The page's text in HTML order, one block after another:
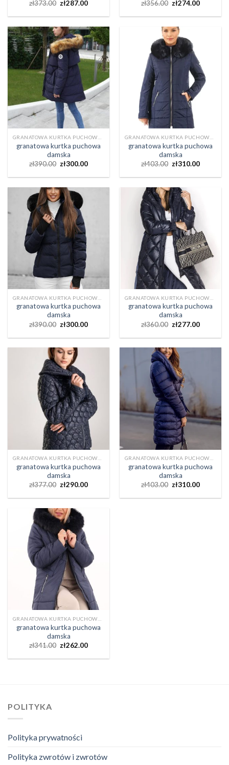
zł373.00 zł287.00
zł356.00 zł274.00
granatowa kurtka puchowa
damska
zł390.00 zł300.00
granatowa kurtka puchowa
damska
zł403.00 zł310.00
granatowa kurtka puchowa
damska
zł390.00 zł300.00
granatowa kurtka puchowa
damska
zł360.00 zł277.00
granatowa kurtka puchowa
damska
zł377.00 zł290.00
granatowa kurtka puchowa
damska
zł403.00 zł310.00
granatowa kurtka puchowa
damska
zł341.00 zł262.00
POLITYKA
Polityka prywatności
Polityka zwrotów i zwrotów